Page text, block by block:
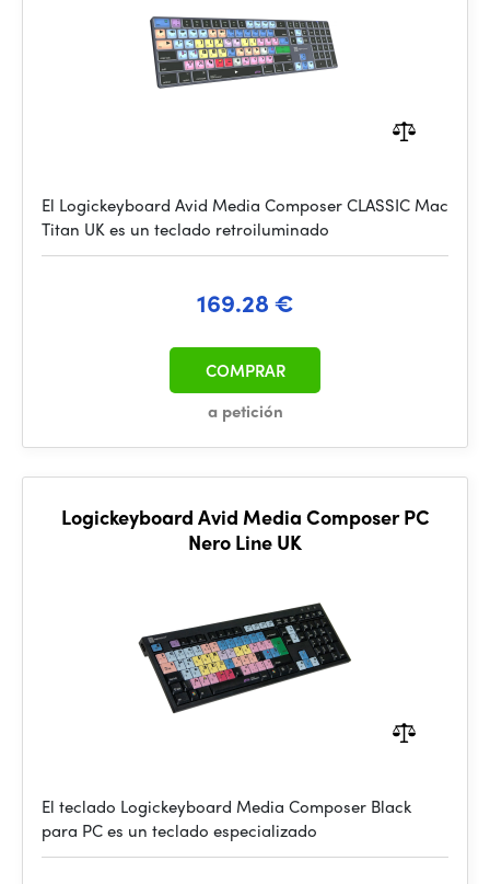
El Logickeyboard Avid Media Composer CLASSIC Mac
Titan UK es un teclado retroiluminado
169.28 €
a petición
COMPRAR
Logickeyboard Avid Media Composer PC
Nero Line UK
El teclado Logickeyboard Media Composer Black
para PC es un teclado especializado